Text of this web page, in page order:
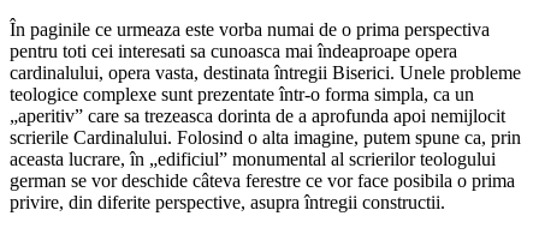
În paginile ce urmeaza este vorba numai de o prima perspectiva
pentru toti cei interesati sa cunoasca mai îndeaproape opera
cardinalului, opera vasta, destinata întregii Biserici. Unele probleme
teologice complexe sunt prezentate într-o forma simpla, ca un
„aperitiv” care sa trezeasca dorinta de a aprofunda apoi nemijlocit
scrierile Cardinalului. Folosind o alta imagine, putem spune ca, prin
aceasta lucrare, în „edificiul” monumental al scrierilor teologului
german se vor deschide câteva ferestre ce vor face posibila o prima
privire, din diferite perspective, asupra întregii constructii.